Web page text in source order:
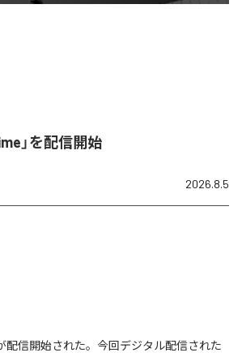
」を配信開始
2026.8.5
配信開始された。今回デジタル配信された